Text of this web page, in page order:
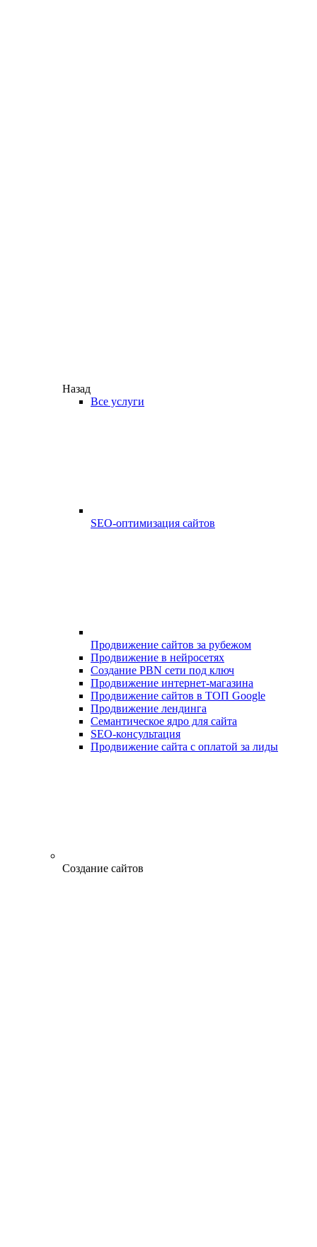
Назад
Все услуги
SEO-оптимизация сайтов
Продвижение сайтов за рубежом
Продвижение в нейросетях
Создание PBN сети под ключ
Продвижение интернет-магазина
Продвижение сайтов в ТОП Google
Продвижение лендинга
Семантическое ядро для сайта
SEO-консультация
Продвижение сайта с оплатой за лиды
Создание сайтов